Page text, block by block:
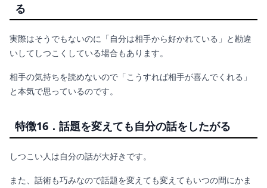
る
実際はそうでもないのに「自分は相手から好かれている」と勘違
いしてしつこくしている場合もあります。
相手の気持ちを読めないので「こうすれば相手が喜んでくれる」
と本気で思っているのです。
特徴16．話題を変えても自分の話をしたがる
しつこい人は自分の話が大好きです。
また、話術も巧みなので話題を変えても変えてもいつの間にかま